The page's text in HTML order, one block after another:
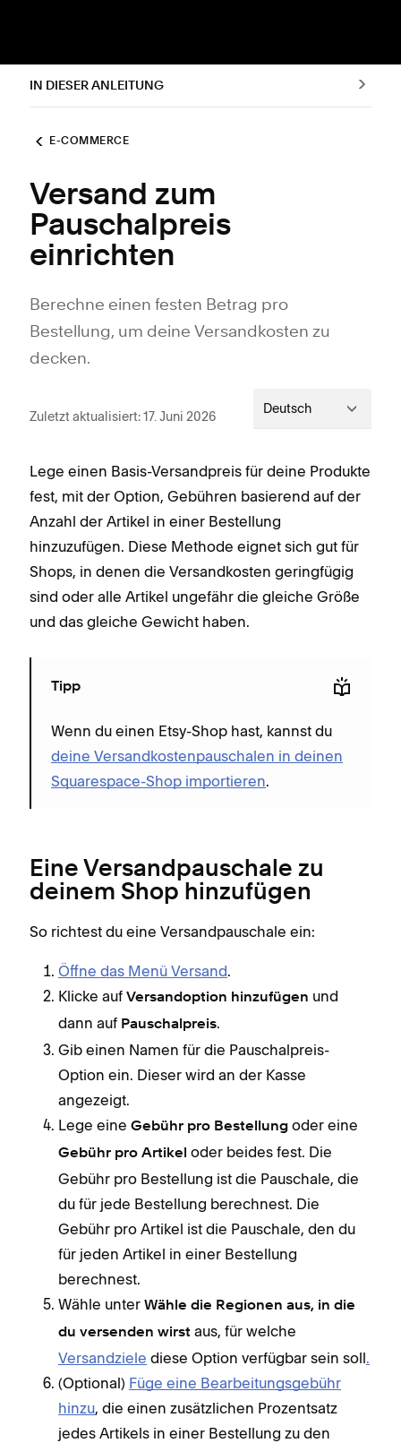
IN DIESER ANLEITUNG
E-COMMERCE
Versand zum
Pauschalpreis
einrichten
Berechne einen festen Betrag pro
Bestellung, um deine Versandkosten zu
decken.
Zuletzt aktualisiert: 17. Juni 2026 Deutsch
Lege einen Basis-Versandpreis für deine Produkte
fest, mit der Option, Gebühren basierend auf der
Anzahl der Artikel in einer Bestellung
hinzuzufügen. Diese Methode eignet sich gut für
Shops, in denen die Versandkosten geringfügig
sind oder alle Artikel ungefähr die gleiche Größe
und das gleiche Gewicht haben.
Tipp
Wenn du einen Etsy-Shop hast, kannst du
deine Versandkostenpauschalen in deinen
Squarespace-Shop importieren.
Eine Versandpauschale zu
deinem Shop hinzufügen
So richtest du eine Versandpauschale ein:
Öffne das Menü Versand.
Klicke auf Versandoption hinzufügen und
dann auf Pauschalpreis.
Gib einen Namen für die Pauschalpreis-
Option ein. Dieser wird an der Kasse
angezeigt.
Lege eine Gebühr pro Bestellung oder eine
Gebühr pro Artikel oder beides fest. Die
Gebühr pro Bestellung ist die Pauschale, die
du für jede Bestellung berechnest. Die
Gebühr pro Artikel ist die Pauschale, den du
für jeden Artikel in einer Bestellung
berechnest.
Wähle unter Wähle die Regionen aus, in die
du versenden wirst aus, für welche
Versandziele diese Option verfügbar sein soll.
(Optional) Füge eine Bearbeitungsgebühr
hinzu, die einen zusätzlichen Prozentsatz
jedes Artikels in einer Bestellung zu den